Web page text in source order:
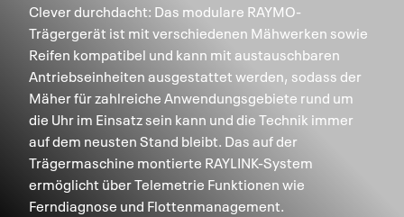
Clever durchdacht: Das modulare RAYMO-
Trägergerät ist mit verschiedenen Mähwerken sowie
Reifen kompatibel und kann mit austauschbaren
Antriebseinheiten ausgestattet werden, sodass der
Mäher für zahlreiche Anwendungsgebiete rund um
die Uhr im Einsatz sein kann und die Technik immer
auf dem neusten Stand bleibt. Das auf der
Trägermaschine montierte RAYLINK-System
ermöglicht über Telemetrie Funktionen wie
Ferndiagnose und Flottenmanagement.